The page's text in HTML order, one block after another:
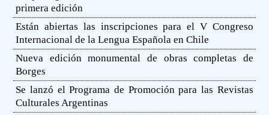
primera edición
Están abiertas las inscripciones para el V Congreso
Internacional de la Lengua Española en Chile
Nueva edición monumental de obras completas de
Borges
Se lanzó el Programa de Promoción para las Revistas
Culturales Argentinas